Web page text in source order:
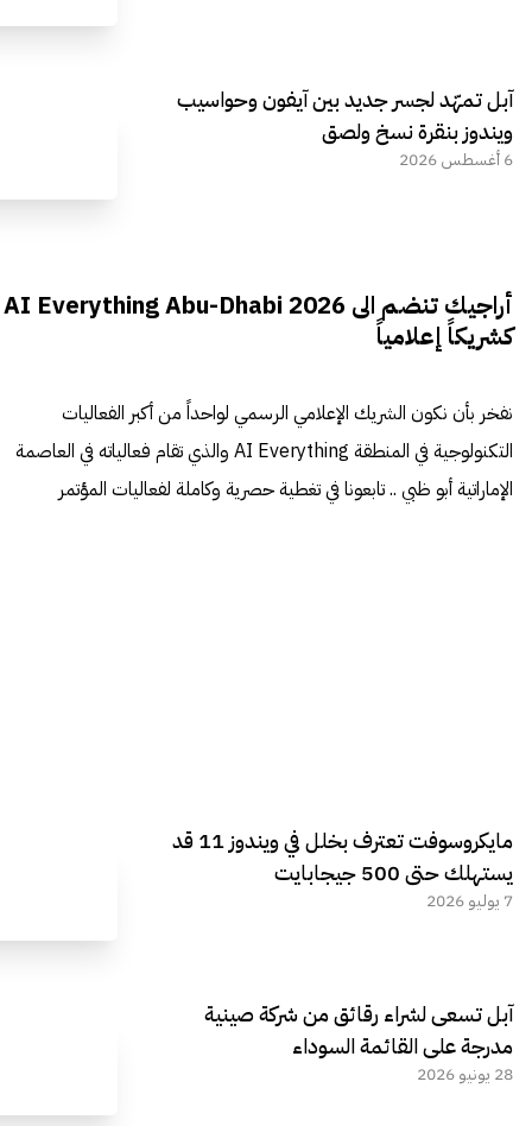
آبل تمهّد لجسر جديد بين آيفون وحواسيب
ويندوز بنقرة نسخ ولصق
6 أغسطس 2026
أراجيك تنضم الى AI Everything Abu-Dhabi 2026
كشريكاً إعلامياً
نفخر بأن نكون الشريك الإعلامي الرسمي لواحداً من أكبر الفعاليات
التكنولوجية في المنطقة AI Everything والذي تقام فعالياته في العاصمة
الإماراتية أبو ظبي .. تابعونا في تغطية حصرية وكاملة لفعاليات المؤتمر
مايكروسوفت تعترف بخلل في ويندوز 11 قد
يستهلك حتى 500 جيجابايت
7 يوليو 2026
آبل تسعى لشراء رقائق من شركة صينية
مدرجة على القائمة السوداء
28 يونيو 2026